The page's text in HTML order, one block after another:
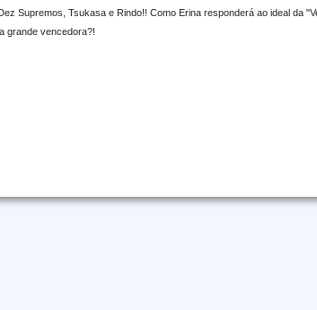
Supremos, Tsukasa e Rindo!! Como Erina responderá ao ideal da
grande vencedora?!